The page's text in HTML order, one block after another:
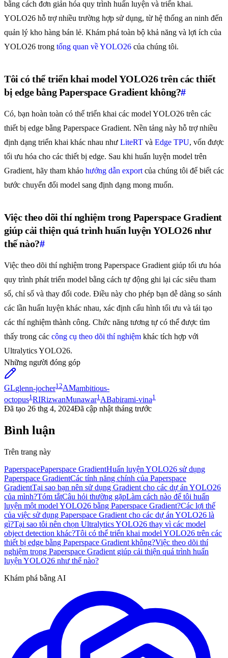
bằng cách đơn giản hóa quy trình huấn luyện và triển khai.
YOLO26 hỗ trợ nhiều trường hợp sử dụng, từ hệ thống an ninh đến
quản lý kho hàng bán lẻ. Khám phá toàn bộ khả năng và lợi ích của
YOLO26 trong tổng quan về YOLO26 của chúng tôi.
Tôi có thể triển khai model YOLO26 trên các thiết
bị edge bằng Paperspace Gradient không?#
Có, bạn hoàn toàn có thể triển khai các model YOLO26 trên các
thiết bị edge bằng Paperspace Gradient. Nền tảng này hỗ trợ nhiều
định dạng triển khai khác nhau như LiteRT và Edge TPU, vốn được
tối ưu hóa cho các thiết bị edge. Sau khi huấn luyện model trên
Gradient, hãy tham khảo hướng dẫn export của chúng tôi để biết các
bước chuyển đổi model sang định dạng mong muốn.
Việc theo dõi thí nghiệm trong Paperspace Gradient
giúp cải thiện quá trình huấn luyện YOLO26 như
thế nào?#
Việc theo dõi thí nghiệm trong Paperspace Gradient giúp tối ưu hóa
quy trình phát triển model bằng cách tự động ghi lại các siêu tham
số, chỉ số và thay đổi code. Điều này cho phép bạn dễ dàng so sánh
các lần huấn luyện khác nhau, xác định cấu hình tối ưu và tái tạo
các thí nghiệm thành công. Chức năng tương tự có thể được tìm
thấy trong các công cụ theo dõi thí nghiệm khác tích hợp với
Ultralytics YOLO26.
Những người đóng góp
GLglenn-jocher12AMambitious-
octopus1 RIRizwanMunawar1 ABabirami-vina1
Đã tạo 26 thg 4, 2024Đã cập nhật tháng trước
Bình luận
Trên trang này
PaperspacePaperspace GradientHuấn luyện YOLO26 sử dụng
Paperspace GradientCác tính năng chính của Paperspace
GradientTại sao bạn nên sử dụng Gradient cho các dự án YOLO26
của mình?Tóm tắtCâu hỏi thường gặpLàm cách nào để tôi huấn
luyện một model YOLO26 bằng Paperspace Gradient?Các lợi thế
của việc sử dụng Paperspace Gradient cho các dự án YOLO26 là
gì?Tại sao tôi nên chọn Ultralytics YOLO26 thay vì các model
object detection khác?Tôi có thể triển khai model YOLO26 trên các
thiết bị edge bằng Paperspace Gradient không?Việc theo dõi thí
nghiệm trong Paperspace Gradient giúp cải thiện quá trình huấn
luyện YOLO26 như thế nào?
Khám phá bằng AI